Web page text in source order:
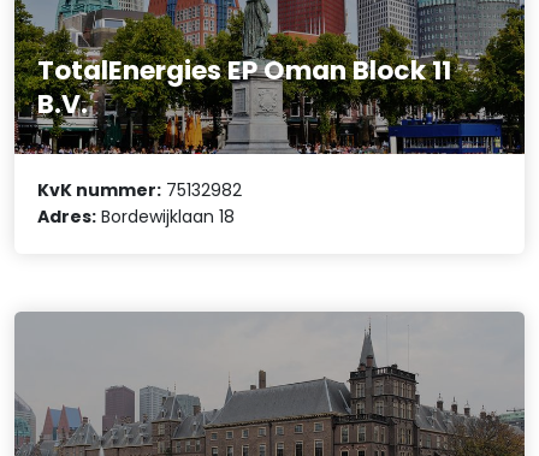
TotalEnergies EP Oman Block 11
B.V.
KvK nummer: 75132982
Adres: Bordewijklaan 18